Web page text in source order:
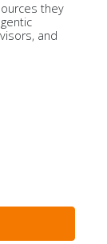
they
and